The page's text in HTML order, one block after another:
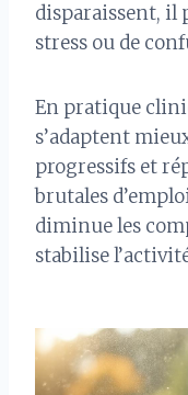
disparaissent, il
stress ou de
En pratique
s’adaptent
progressifs et
brutales
diminue les
stabilise